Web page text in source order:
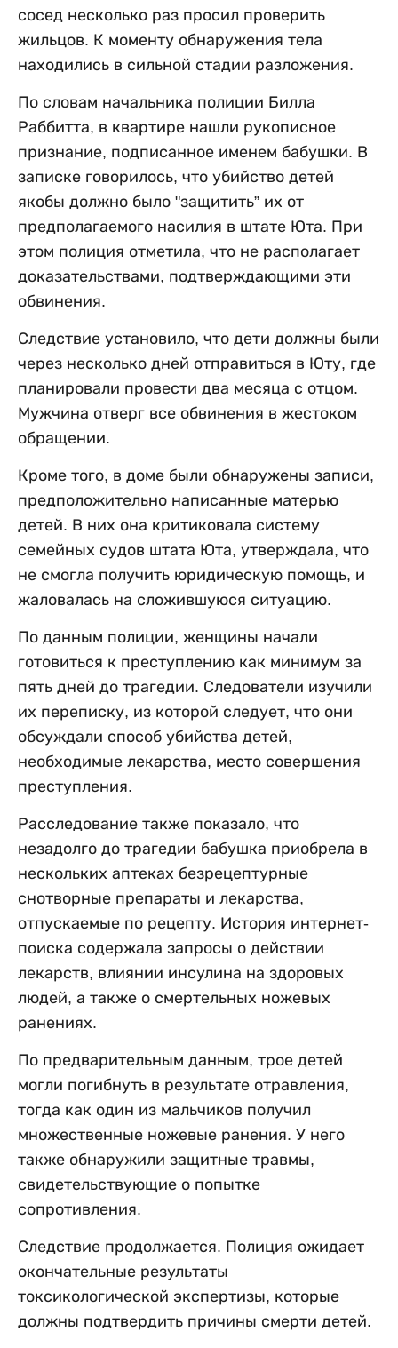
сосед несколько раз просил проверить
жильцов. К моменту обнаружения тела
находились в сильной стадии разложения.
По словам начальника полиции Билла
Раббитта, в квартире нашли рукописное
признание, подписанное именем бабушки. В
записке говорилось, что убийство детей
якобы должно было "защитить” их от
предполагаемого насилия в штате Юта. При
этом полиция отметила, что не располагает
доказательствами, подтверждающими эти
обвинения.
Следствие установило, что дети должны были
через несколько дней отправиться в Юту, где
планировали провести два месяца с отцом.
Мужчина отверг все обвинения в жестоком
обращении.
Кроме того, в доме были обнаружены записи,
предположительно написанные матерью
детей. В них она критиковала систему
семейных судов штата Юта, утверждала, что
не смогла получить юридическую помощь, и
жаловалась на сложившуюся ситуацию.
По данным полиции, женщины начали
готовиться к преступлению как минимум за
пять дней до трагедии. Следователи изучили
их переписку, из которой следует, что они
обсуждали способ убийства детей,
необходимые лекарства, место совершения
преступления.
Расследование также показало, что
незадолго до трагедии бабушка приобрела в
нескольких аптеках безрецептурные
снотворные препараты и лекарства,
отпускаемые по рецепту. История интернет-
поиска содержала запросы о действии
лекарств, влиянии инсулина на здоровых
людей, а также о смертельных ножевых
ранениях.
По предварительным данным, трое детей
могли погибнуть в результате отравления,
тогда как один из мальчиков получил
множественные ножевые ранения. У него
также обнаружили защитные травмы,
свидетельствующие о попытке
сопротивления.
Следствие продолжается. Полиция ожидает
окончательные результаты
токсикологической экспертизы, которые
должны подтвердить причины смерти детей.